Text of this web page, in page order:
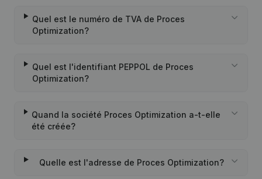
Quel est le numéro de TVA de Proces
Optimization?
Quel est l'identifiant PEPPOL de Proces
Optimization?
Quand la société Proces Optimization a-t-elle
été créée?
Quelle est l'adresse de Proces Optimization?